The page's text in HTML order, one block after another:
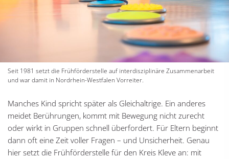
Seit 1981 setzt die Frühförderstelle auf interdisziplinäre Zusammenarbeit
und war damit in Nordrhein-Westfalen Vorreiter.
Manches Kind spricht später als Gleichaltrige. Ein anderes
meidet Berührungen, kommt mit Bewegung nicht zurecht
oder wirkt in Gruppen schnell überfordert. Für Eltern beginnt
dann oft eine Zeit voller Fragen – und Unsicherheit. Genau
hier setzt die Frühförderstelle für den Kreis Kleve an: mit